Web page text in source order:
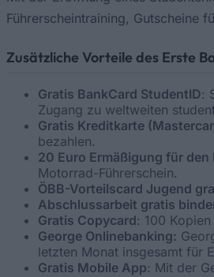
Führerscheintraining, Gutscheine
Zusätzliche Vorteile des Erste
Gratis BankCard StudentID:
Zugang zu weltweiten
Gratis Kreditkarte
bezahlen.
20 Euro Ermäßigung für den
Motorrad-Führerschein.
ÖBB-Vorteilscard Jugend
Abschlussarbeit gratis
Gratis Copycard: 100
George Onlinebanking:
letzten Monat insgesamt für
Gratis Mobile App: Mit der